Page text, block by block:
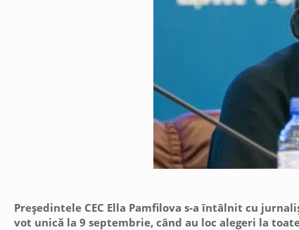
Președintele CEC Ella Pamfilova s-a întâlnit cu
vot unică la 9 septembrie, când au loc alegeri la